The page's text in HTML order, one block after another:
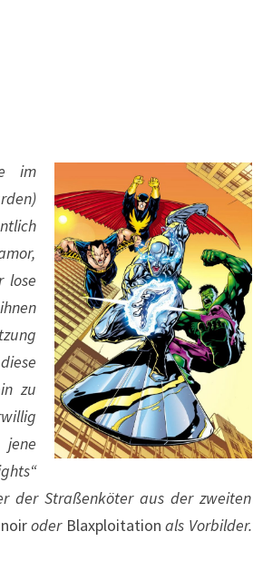
im
lose
zu
der Straßenköter aus der zweiten
oder Blaxploitation als Vorbilder.